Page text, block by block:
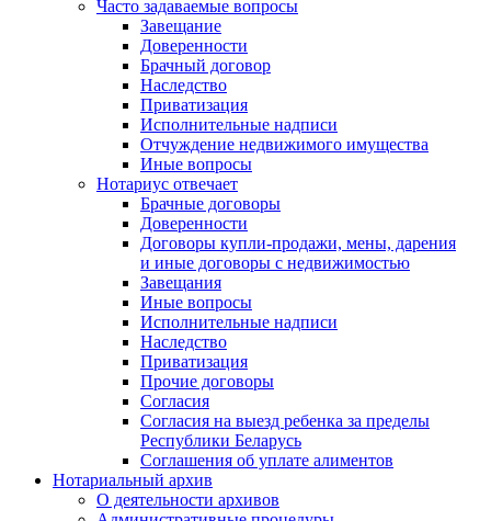
Часто задаваемые вопросы
Завещание
Доверенности
Брачный договор
Наследство
Приватизация
Исполнительные надписи
Отчуждение недвижимого имущества
Иные вопросы
Нотариус отвечает
Брачные договоры
Доверенности
Договоры купли-продажи, мены, дарения
и иные договоры с недвижимостью
Завещания
Иные вопросы
Исполнительные надписи
Наследство
Приватизация
Прочие договоры
Согласия
Согласия на выезд ребенка за пределы
Республики Беларусь
Соглашения об уплате алиментов
Нотариальный архив
О деятельности архивов